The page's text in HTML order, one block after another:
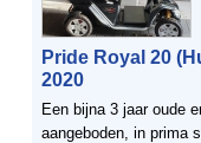
Pride Royal 20
2020
Een bijna 3 jaar oude
aangeboden, in prima